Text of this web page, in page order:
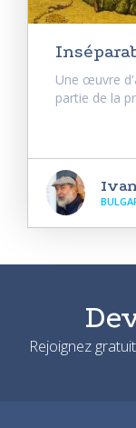
Une œuvre
partie de la
Rejoignez